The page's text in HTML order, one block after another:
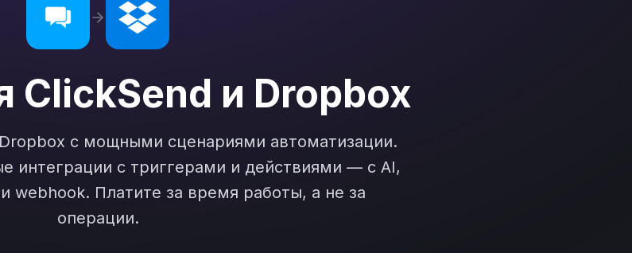
ClickSend и Dropbox
Dropbox с мощными сценариями автоматизации.
интеграции с триггерами и действиями — с AI,
webhook. Платите за время работы, а не за
операции.